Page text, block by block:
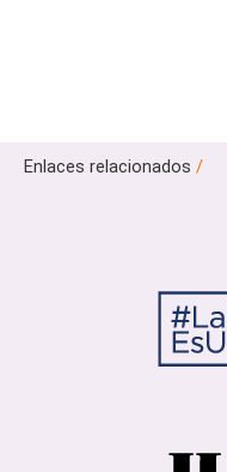
Enlaces relacionados /